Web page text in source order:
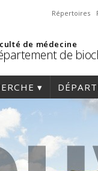
Répertoires
de médecine
de